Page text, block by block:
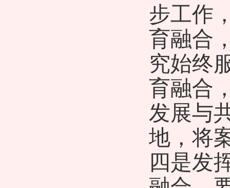
步工作
育融合
究始终
育融合
发展与
地， 将
四是发